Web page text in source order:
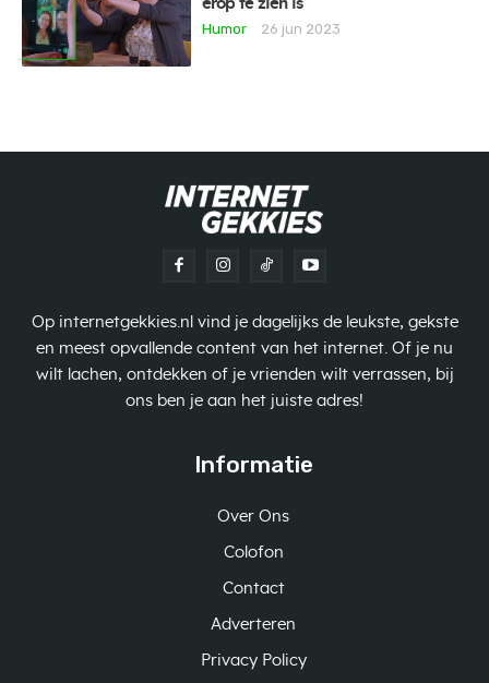
erop te zien is
Humor
26 jun 2023
Op internetgekkies.nl vind je dagelijks de leukste, gekste
en meest opvallende content van het internet. Of je nu
wilt lachen, ontdekken of je vrienden wilt verrassen, bij
ons ben je aan het juiste adres!
Informatie
Over Ons
Colofon
Contact
Adverteren
Privacy Policy